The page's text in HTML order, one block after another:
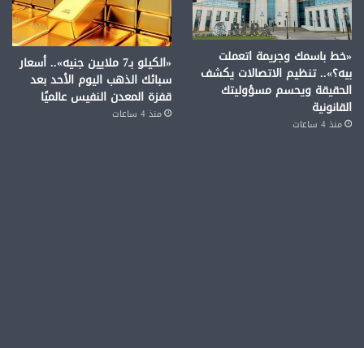
«خط باسمك وجريمة اتعملت
بيه؟».. تنظيم الاتصالات يكشف
الحقيقة ويحسم مسؤوليتك
القانونية
منذ 4 ساعات
«الكيلو بـ7 ملايين جنيه».. أسعار
سبائك الذهب اليوم الأحد بعد
قفزة المعدن النفيس عالميًا
منذ 4 ساعات